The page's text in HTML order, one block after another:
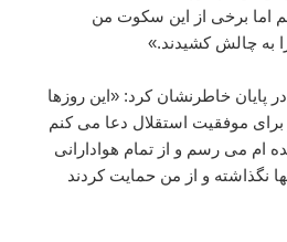
اما برخی از این سکوت من
به چالش کشیدند.»
پایان خاطرنشان کرد: «این روزها
موفقیت استقلال دعا می کنم
ام می رسم و از تمام هوادارانی
نگذاشته و از من حمایت کردند